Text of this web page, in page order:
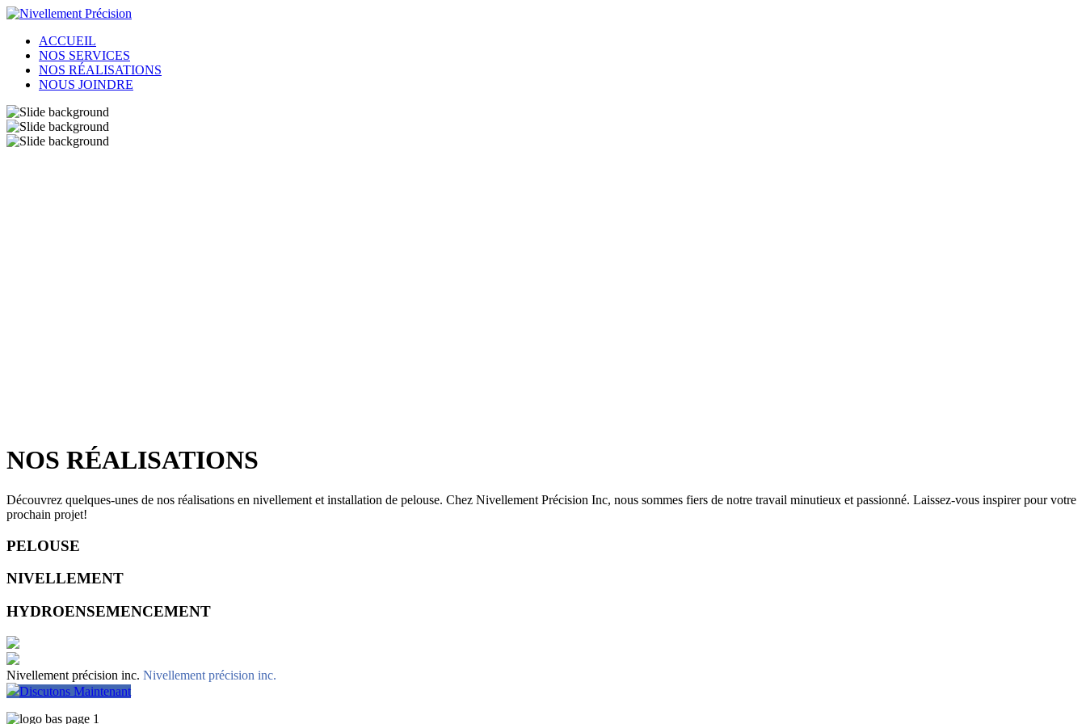
ACCUEIL
NOS SERVICES
NOS RÉALISATIONS
NOUS JOINDRE
NOS RÉALISATIONS
Découvrez quelques-unes de nos réalisations en nivellement et installation de pelouse. Chez Nivellement Précision Inc, nous sommes fiers de notre travail minutieux et passionné. Laissez-vous inspirer pour votre
prochain projet!
PELOUSE
NIVELLEMENT
HYDROENSEMENCEMENT
Nivellement précision inc. Nivellement précision inc.
Discutons Maintenant